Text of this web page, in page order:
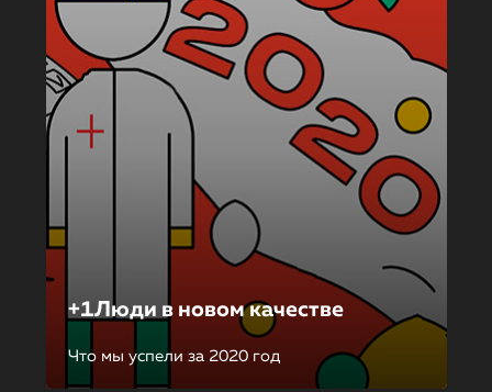
+1Люди в новом качестве
Что мы успели за 2020 год